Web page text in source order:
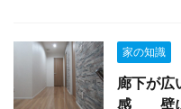
家の知識
廊下が広
感 壁に